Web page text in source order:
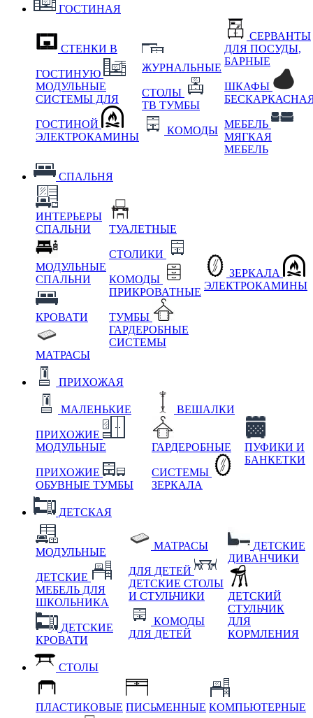
ГОСТИНАЯ
СТЕНКИ В
ГОСТИНУЮ
МОДУЛЬНЫЕ
СИСТЕМЫ ДЛЯ
ГОСТИНОЙ
ЭЛЕКТРОКАМИНЫ
ЖУРНАЛЬНЫЕ
СТОЛЫ
ТВ ТУМБЫ
КОМОДЫ
СЕРВАНТЫ
ДЛЯ ПОСУДЫ,
БАРНЫЕ
ШКАФЫ
МЕБЕЛЬ
МЯГКАЯ
МЕБЕЛЬ
СПАЛЬНЯ
ИНТЕРЬЕРЫ
СПАЛЬНИ
МОДУЛЬНЫЕ
СПАЛЬНИ
КРОВАТИ
МАТРАСЫ
ТУАЛЕТНЫЕ
СТОЛИКИ
КОМОДЫ
ПРИКРОВАТНЫЕ
ТУМБЫ
ГАРДЕРОБНЫЕ
СИСТЕМЫ
ЗЕРКАЛА
ЭЛЕКТРОКАМИНЫ
ПРИХОЖАЯ
МАЛЕНЬКИЕ
ПРИХОЖИЕ
МОДУЛЬНЫЕ
ПРИХОЖИЕ
ОБУВНЫЕ ТУМБЫ
ВЕШАЛКИ
ГАРДЕРОБНЫЕ
СИСТЕМЫ
ЗЕРКАЛА
ПУФИКИ И
БАНКЕТКИ
ДЕТСКАЯ
МОДУЛЬНЫЕ
ДЕТСКИЕ
МЕБЕЛЬ ДЛЯ
ШКОЛЬНИКА
ДЕТСКИЕ
КРОВАТИ
МАТРАСЫ
ДЛЯ ДЕТЕЙ
ДЕТСКИЕ СТОЛЫ
И СТУЛЬЧИКИ
КОМОДЫ
ДЛЯ ДЕТЕЙ
ДЕТСКИЕ
ДИВАНЧИКИ
ДЕТСКИЙ
СТУЛЬЧИК
ДЛЯ
КОРМЛЕНИЯ
СТОЛЫ
ПЛАСТИКОВЫЕ ПИСЬМЕННЫЕ КОМПЬЮТЕРНЫЕ